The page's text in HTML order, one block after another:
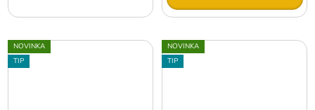
NOVINKA
TIP
NOVINKA
TIP